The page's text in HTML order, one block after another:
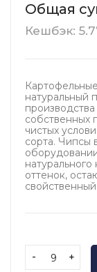
Общая
Кешбэк:
натуральный
собственных
чистых
сорта. Чипсы
оттенок,
- +